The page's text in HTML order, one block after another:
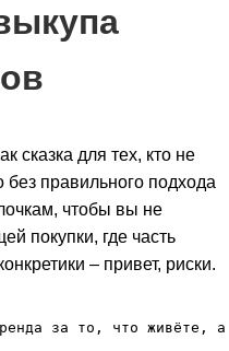
сказка для тех, кто не
без правильного подхода
чтобы вы не
покупки, где часть
– привет, риски.
за то, что